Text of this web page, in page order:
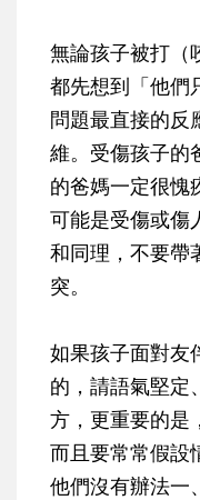
無論孩子被打（
都先想到「他們
問題最直接的反
維。受傷孩子的
的爸媽一定很愧
可能是受傷或傷
和同理，不要帶
突。
如果孩子面對友
的，請語氣堅定
方，更重要的是
而且要常常假設
他們沒有辦法一